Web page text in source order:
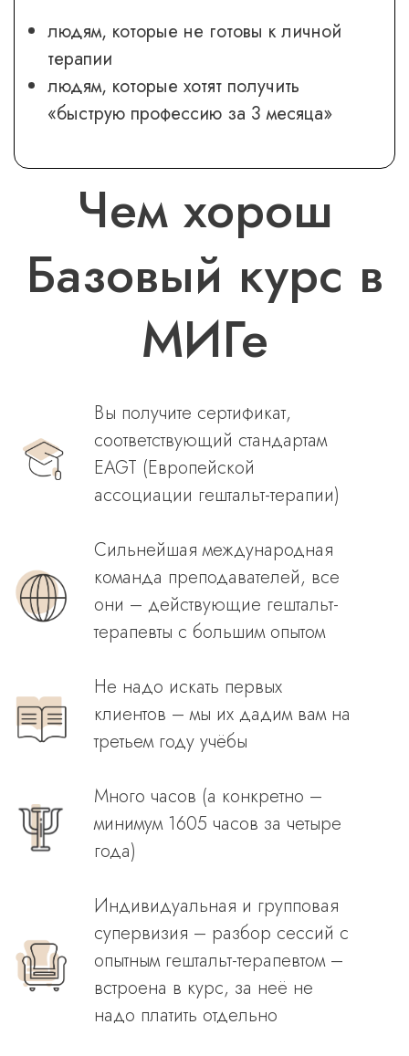
людям, которые не готовы к личной
терапии
людям, которые хотят получить
«быструю профессию за 3 месяца»
Чем хорош
Базовый курс в
МИГе
Вы получите сертификат,
соответствующий стандартам
EAGT (Европейской
ассоциации гештальт-терапии)
Сильнейшая международная
команда преподавателей, все
они – действующие гештальт-
терапевты с большим опытом
Не надо искать первых
клиентов – мы их дадим вам на
третьем году учёбы
Много часов (а конкретно –
минимум 1605 часов за четыре
года)
Индивидуальная и групповая
супервизия – разбор сессий с
опытным гештальт-терапевтом –
встроена в курс, за неё не
надо платить отдельно